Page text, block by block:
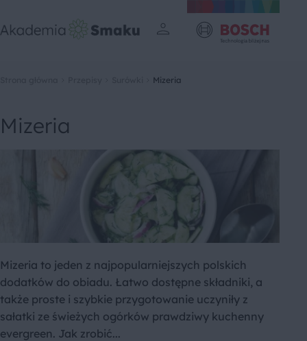
Mizeria
Mizeria
Mizeria to jeden z najpopularniejszych polskich
dodatków do obiadu. Łatwo dostępne składniki, a
także proste i szybkie przygotowanie uczyniły z
sałatki ze świeżych ogórków prawdziwy kuchenny
evergreen. Jak zrobić...